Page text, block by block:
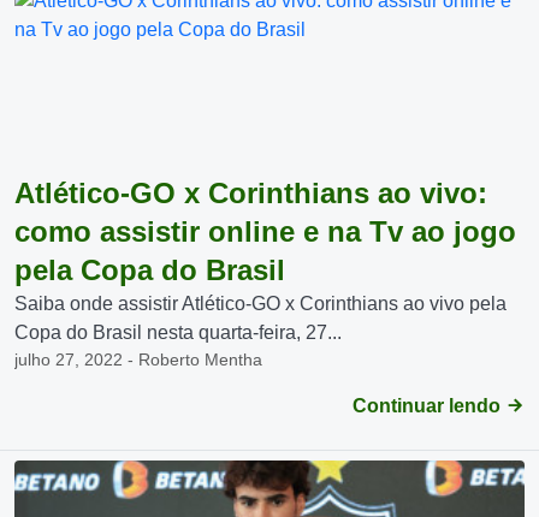
Atlético-GO x Corinthians ao vivo:
como assistir online e na Tv ao jogo
pela Copa do Brasil
Saiba onde assistir Atlético-GO x Corinthians ao vivo pela
Copa do Brasil nesta quarta-feira, 27...
julho 27, 2022 - Roberto Mentha
Continuar lendo